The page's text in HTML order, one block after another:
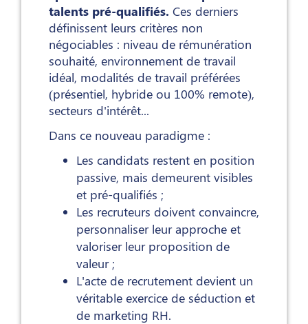
talents pré-qualifiés. Ces derniers
définissent leurs critères non
négociables : niveau de rémunération
souhaité, environnement de travail
idéal, modalités de travail préférées
(présentiel, hybride ou 100% remote),
secteurs d'intérêt...
Dans ce nouveau paradigme :
Les candidats restent en position
passive, mais demeurent visibles
et pré-qualifiés ;
Les recruteurs doivent convaincre,
personnaliser leur approche et
valoriser leur proposition de
valeur ;
L'acte de recrutement devient un
véritable exercice de séduction et
de marketing RH.